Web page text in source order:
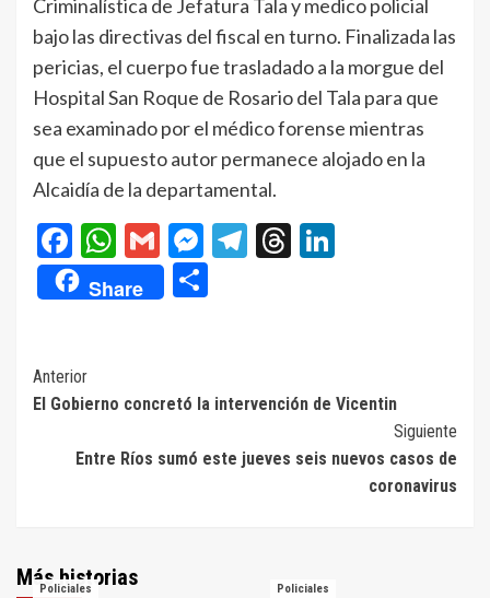
Criminalística de Jefatura Tala y medico policial
bajo las directivas del fiscal en turno. Finalizada las
pericias, el cuerpo fue trasladado a la morgue del
Hospital San Roque de Rosario del Tala para que
sea examinado por el médico forense mientras
que el supuesto autor permanece alojado en la
Alcaidía de la departamental.
Facebook
WhatsApp
GmailMessenger
Telegram
Threads
Share
Navegación
de
entradas
Anterior
El Gobierno concretó la intervención de Vicentin
Siguiente
Entre Ríos sumó este jueves seis nuevos casos de
coronavirus
Más historias
Policiales Policiales